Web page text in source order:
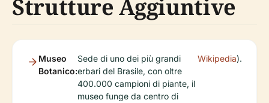
Strutture Aggiuntive
Museo
Botanico:
Sede di uno dei più grandi
erbari del Brasile, con oltre
400.000 campioni di piante, il
museo funge da centro di
Wikipedia).